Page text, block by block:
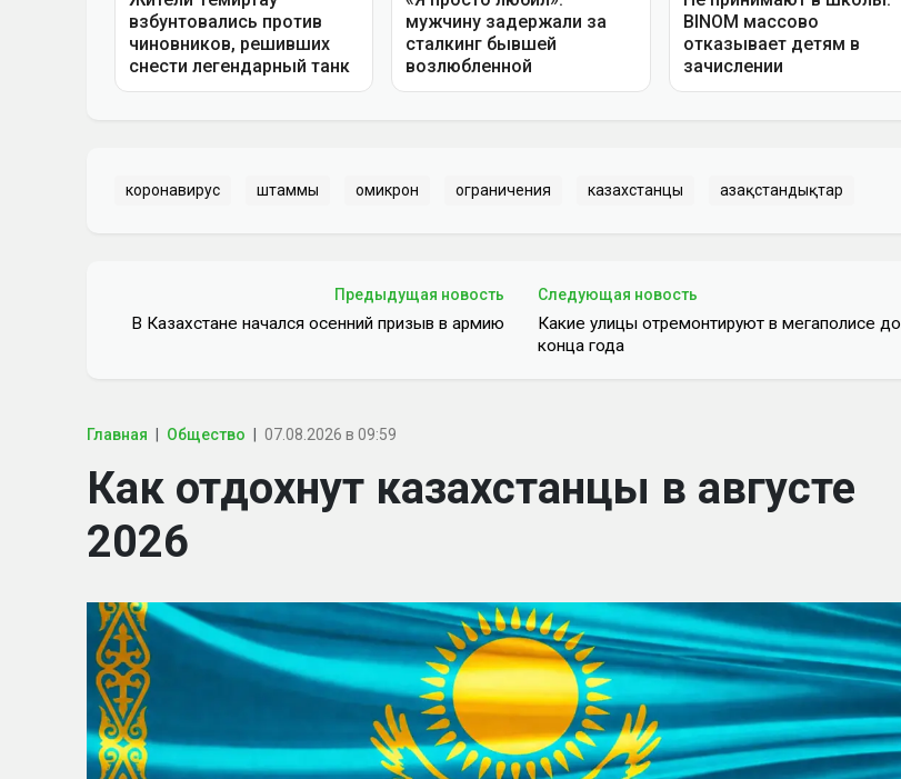
коронавирус штаммы омикрон ограничения казахстанцы Қазақстандықтар
Предыдущая новость
В Казахстане начался осенний призыв в армию
Следующая новость
Какие улицы отремонтируют в мегаполисе до
конца года
Главная Общество 07.08.2026 в 09:59
Как отдохнут казахстанцы в августе
2026